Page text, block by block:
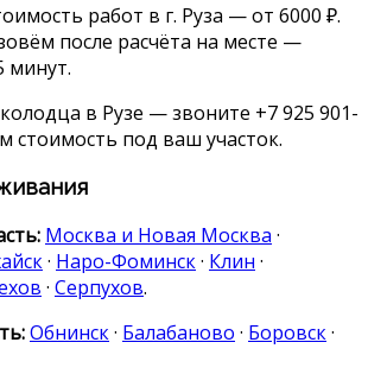
работ в г. Руза — от 6000 ₽.
после расчёта на месте —
минут.
в Рузе — звоните +7 925 901-
стоимость под ваш участок.
Москва и Новая Москва ·
· Наро-Фоминск· Клин ·
· Серпухов.
Обнинск· Балабаново · Боровск·